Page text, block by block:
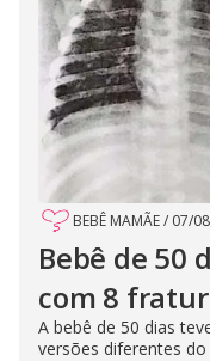
BEBÊ MAMÃE/ 07/
Bebê de 50
com 8
A bebê de 50 dias
versões diferentes do